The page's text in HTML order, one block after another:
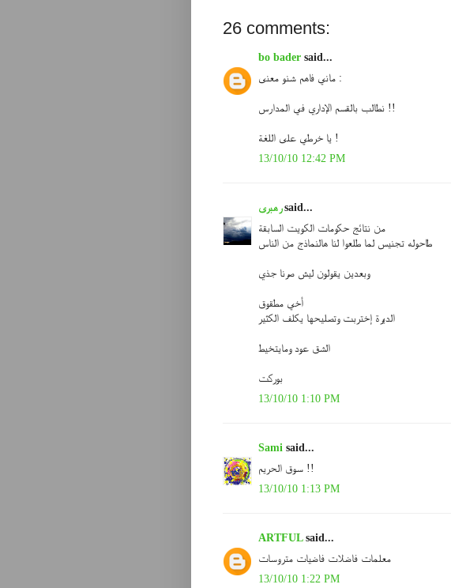
26 comments:
bo bader said...
ماني فاهم شنو معنى :
نطالب بالقسم الإداري في المدارس !!
يا خرطي على اللغة !
13/10/10 12:42 PM
رهبرى said...
من نتائج حكومات الكويت السابقة
طاحوله تجنيس لما طلعوا لنا هالنماذج من الناس
وبعدين يقولون ليش صرنا جذي
أخي مطقوق
الديرة إختربت وتصليحها يكلف الكثير
الشق عود ومايتخيط
بوركت
13/10/10 1:10 PM
Sami said...
سوق الحريم !!
13/10/10 1:13 PM
ARTFULsaid...
معلمات فاضلات فاضيات متروسات
13/10/10 1:22 PM